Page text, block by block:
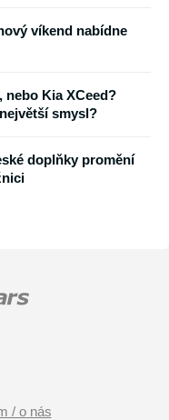
víkend nabídne
nebo Kia XCeed?
smysl?
doplňky promění
/ o nás